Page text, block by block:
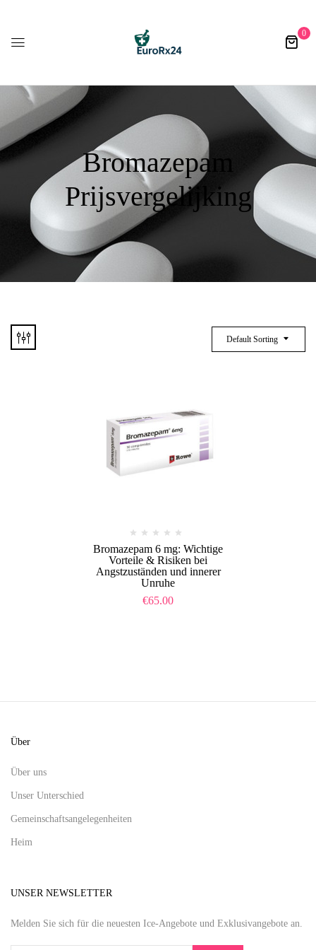
0
Bromazepam
Prijsvergelijking
Default Sorting
Bromazepam 6 mg: Wichtige
Vorteile & Risiken bei
Angstzuständen und innerer
Unruhe
€65.00
Über
Über uns
Unser Unterschied
Gemeinschaftsangelegenheiten
Heim
UNSER NEWSLETTER
Melden Sie sich für die neuesten Ice-Angebote und Exklusivangebote an.